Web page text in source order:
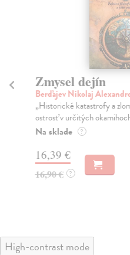
Zmysel dejín
Berďajev Nikolaj
„Historické katastrofy a
ostrosť v určitých
Na sklade ?
16,39 €
16,90 € ?
High-contrast mode